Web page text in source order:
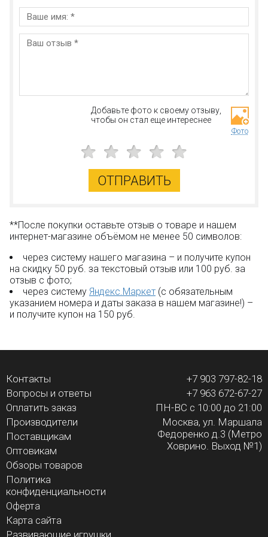
Добавьте фото к своему отзыву,
чтобы он стал еще интереснее
Фото
ОТПРАВИТЬ
**После покупки оставьте отзыв о товаре и нашем
интернет-магазине объёмом не менее 50 символов:
через систему нашего магазина – и получите купон
на скидку 50 руб. за текстовый отзыв или 100 руб. за
отзыв с фото;
через систему Яндекс.Маркет (с обязательным
указанием номера и даты заказа в нашем магазине!) –
и получите купон на 150 руб.
Контакты
Вопросы и ответы
Оплатить заказ
Производители
Поставщикам
Оптовикам
Обзоры товаров
Политика
конфиденциальности
Оферта
Карта сайта
+7 903 797-82-18
+7 963 672-67-27
ПН-ВС с 10:00 до 21:00
Москва, ул. Маршала
Федоренко д.3 (Метро
Ховрино. Выход №1)